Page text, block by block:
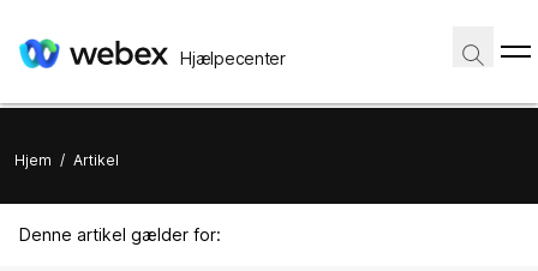
Hjælpecenter
Hjem / Artikel
Denne artikel gælder for: